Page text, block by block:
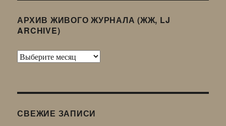
АРХИВ ЖИВОГО ЖУРНАЛА (ЖЖ, LJ
ARCHIVE)
Архив
LJ
СВЕЖИЕ ЗАПИСИ